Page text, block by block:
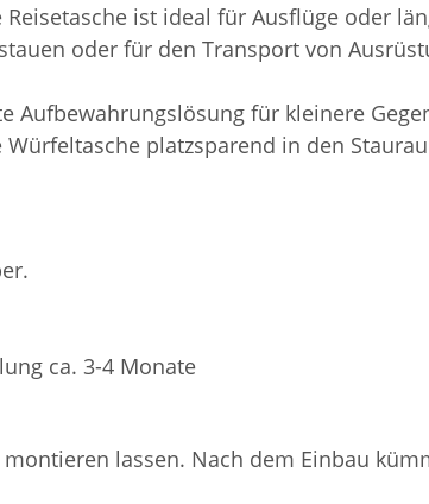
ist ideal für Ausflüge oder
oder für den Transport von
Aufbewahrungslösung für kleinere
platzsparend in den
ca. 3-4 Monate
lassen. Nach dem Einbau